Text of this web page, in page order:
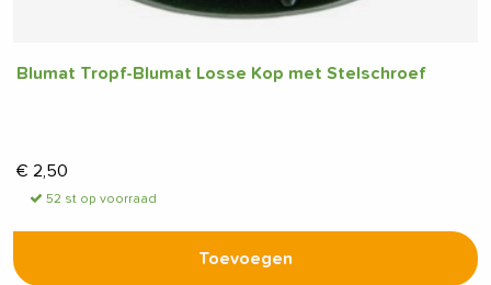
Blumat Tropf-Blumat Losse Kop met Stelschroef
€ 2,50
52 st op voorraad
Toevoegen